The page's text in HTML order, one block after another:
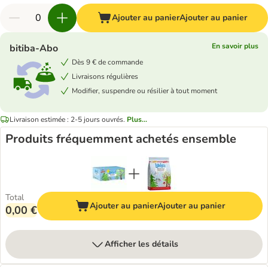
Ajouter au panierAjouter au panier
bitiba-Abo
En savoir plus
Dès 9 € de commande
Livraisons régulières
Modifier, suspendre ou résilier à tout moment
Livraison estimée : 2-5 jours ouvrés. Plus...
Produits fréquemment achetés ensemble
Total
0,00 € Ajouter au panierAjouter au panier
Afficher les détails